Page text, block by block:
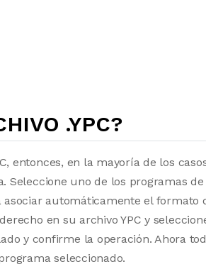
.YPC?
entonces, en la mayoría de los
Seleccione uno de los programas
automáticamente el formato
en su archivo YPC y
y confirme la operación. Ahora
seleccionado.